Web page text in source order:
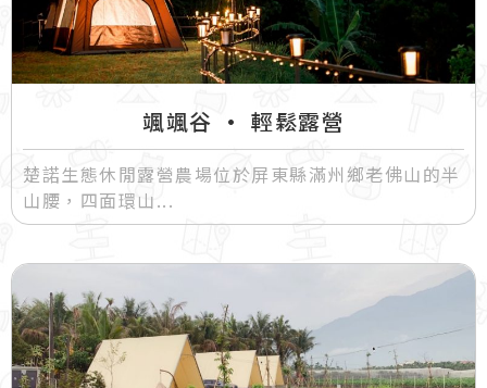
颯颯谷 • 輕鬆露營
楚諾生態休閒露營農場位於屏東縣滿州鄉老佛山的半
山腰，四面環山